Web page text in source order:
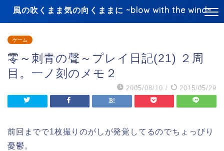
風の吹くまま気の向くままに ~blow with the wind~
ゲーム
零～刺青の聲～プレイ日記(21) ２周
目。一ノ刻のメモ２
2005/08/10 / 2015/05/29
前回までで1枚撮りのがしが発覚してるのでちょっぴり
憂鬱。